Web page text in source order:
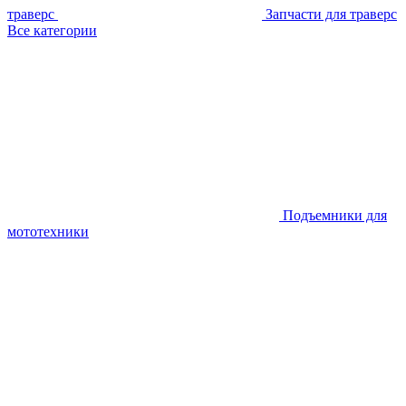
траверс
Запчасти для траверс
Все категории
Подъемники для
мототехники